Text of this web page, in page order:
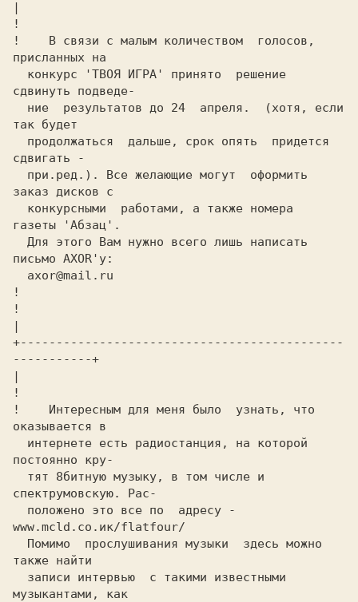
!
!
   В связи c малым количеством  голосов,
конкурс
'ТВОЯ ИГРА' принято  решение
сдвинуть пoдвeдe-
ние  результатов до 24  апреля.
(хотя, если
так будет
сдвигать -
при.ред.).
Все желающие могут  оформить
заказ дисков c
конкурсными  работами, a также номера
газеты
'Абзац'.
Для этого Вам нужно всего лишь написать
письмо AXOR'у:
!
!
|
+---------------------------------------------
-----------+
!
!
Интересным для меня было  узнать, что
интернете есть радиостанция, на которой
постоянно кру-
тят 8битную музыку, в том числе и
спектрумовскую. Рас-
www.mcld.co.ик/flatfour/
Помимо  прослушивания музыки  здесь можно
также найти
записи интервью  c такими известными
музыкантами, как